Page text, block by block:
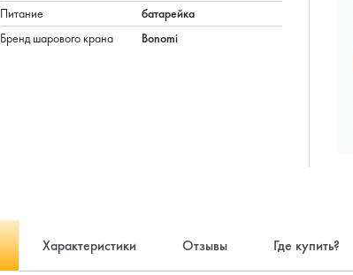
Питание
батарейка
Бренд шарового крана
Bonomi
Характеристики Отзывы Где купить?